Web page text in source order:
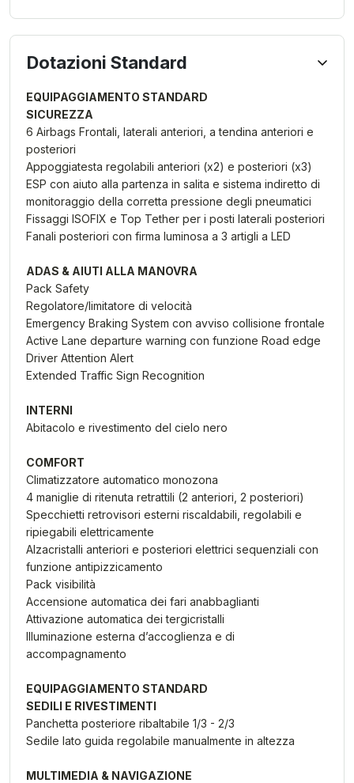
Dotazioni Standard
EQUIPAGGIAMENTO STANDARD
SICUREZZA
6 Airbags Frontali, laterali anteriori, a tendina anteriori e
posteriori
Appoggiatesta regolabili anteriori (x2) e posteriori (x3)
ESP con aiuto alla partenza in salita e sistema indiretto di
monitoraggio della corretta pressione degli pneumatici
Fissaggi ISOFIX e Top Tether per i posti laterali posteriori
Fanali posteriori con firma luminosa a 3 artigli a LED
ADAS & AIUTI ALLA MANOVRA
Pack Safety
Regolatore/limitatore di velocità
Emergency Braking System con avviso collisione frontale
Active Lane departure warning con funzione Road edge
Driver Attention Alert
Extended Traffic Sign Recognition
INTERNI
Abitacolo e rivestimento del cielo nero
COMFORT
Climatizzatore automatico monozona
4 maniglie di ritenuta retrattili (2 anteriori, 2 posteriori)
Specchietti retrovisori esterni riscaldabili, regolabili e
ripiegabili elettricamente
Alzacristalli anteriori e posteriori elettrici sequenziali con
funzione antipizzicamento
Pack visibilità
Accensione automatica dei fari anabbaglianti
Attivazione automatica dei tergicristalli
Illuminazione esterna d’accoglienza e di
accompagnamento
EQUIPAGGIAMENTO STANDARD
SEDILI E RIVESTIMENTI
Panchetta posteriore ribaltabile 1/3 - 2/3
Sedile lato guida regolabile manualmente in altezza
MULTIMEDIA & NAVIGAZIONE